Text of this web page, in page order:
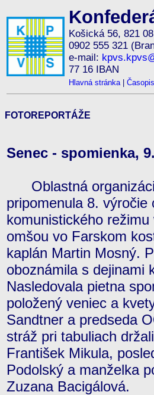
Košická 56, 821
0902 555 321
e-mail:
77 16 IBAN
Hlavná stránka| Časopis
FOTOREPORTÁŽE
Senec - spomienka,
Oblastná
pripomenula 8.
komunistického
omšou vo Farskom
kaplán Martin Mosný.
oboznámila s dejinami
Nasledovala pietna
položený veniec a
Sandtner a predseda
stráž pri tabuliach
František Mikula,
Podolský a manželka
Zuzana Bacigálová.